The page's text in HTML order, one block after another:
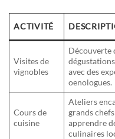
ACTIVITÉ
Visites de
vignobles
Découverte
avec des
oenologues.
Cours de
cuisine
Ateliers
grands
apprendre
culinaires